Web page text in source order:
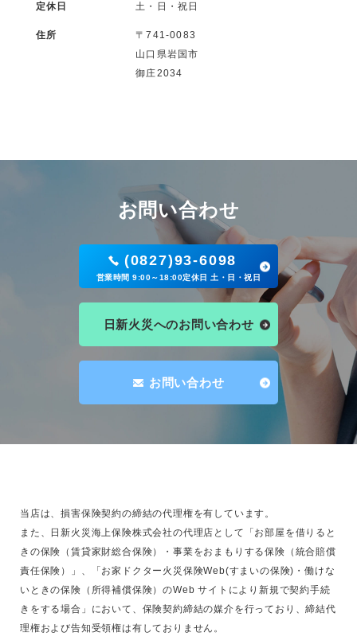
定休日 土・日・祝日
住所
〒741-0083
山口県岩国市
御庄2034
お問い合わせ
(0827)93-6098
営業時間 9:00～18:00定休日 土・日・祝日
日新火災へのお問い合わせ
お問い合わせ
当店は、損害保険契約の締結の代理権を有しています。
また、日新火災海上保険株式会社の代理店として「お部屋を借りると
きの保険（賃貸家財総合保険）・事業をおまもりする保険（統合賠償
責任保険）」、「お家ドクター火災保険Web(すまいの保険)・働けな
いときの保険（所得補償保険）のWeb サイトにより新規で契約手続
きをする場合」において、保険契約締結の媒介を行っており、締結代
理権および告知受領権は有しておりません。